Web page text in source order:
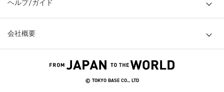
ヘルプ/ガイド
会社概要
© TOKYO BASE CO., LTD